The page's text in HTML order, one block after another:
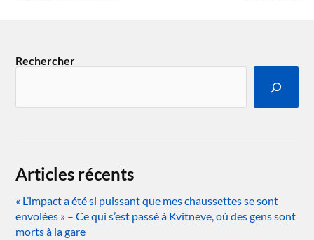
Rechercher
Articles récents
« L’impact a été si puissant que mes chaussettes se sont
envolées » – Ce qui s’est passé à Kvitneve, où des gens sont
morts à la gare